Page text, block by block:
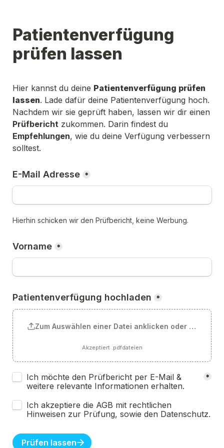
Patientenverfügung
prüfen lassen
Hier kannst du deine Patientenverfügung prüfen
lassen. Lade dafür deine Patientenverfügung hoch.
Prüfbericht
Empfehlungen, wie du deine Verfügung verbessern
solltest.
E-Mail Adresse *
Hierhin schicken wir den Prüfbericht, keine Werbung.
Vorname *
Patientenverfügung hochladen *
Zum Auswählen einer Datei anklicken oder Datei
Akzeptiert .pdfdateien
Untitled checkboxes field
Ich möchte den Prüfbericht per E-Mail &
weitere relevante Informationen erhalten.
*
Ich akzeptiere die AGB mit rechtlichen
Hinweisen zur Prüfung, sowie den Datenschutz.
Prüfen lassen